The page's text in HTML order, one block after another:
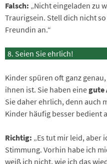
Falsch: „Nicht eingeladen zu
Traurigsein. Stell dich nicht
Freundin an.“
Seien Sie ehrlich!
Kinder spüren oft ganz
ihnen ist. Sie haben einegute
Sie daher ehrlich, denn auch
Kinder häufig besser bedient
Richtig: „Es tut mir leid, aber
Stimmung. Vorhin habe ich
weiß ich nicht, wie ich das